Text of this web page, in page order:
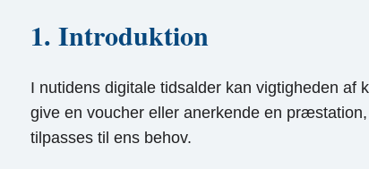
1. Introduktion
I nutidens digitale tidsalder kan vigtigheden
give en voucher eller anerkende en
tilpasses til ens behov.